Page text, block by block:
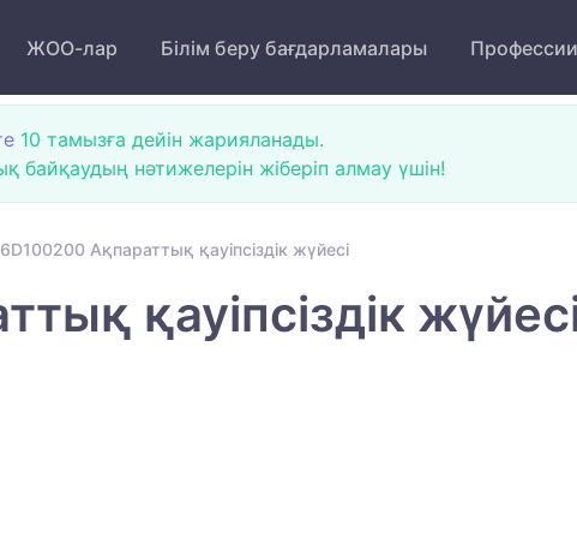
ЖОО-лар Білім беру бағдарламалары Профессии
10 тамызға дейін жарияланады.
байқаудың нәтижелерін жіберіп алмау үшін!
Ақпараттық қауіпсіздік жүйесі
қауіпсіздік